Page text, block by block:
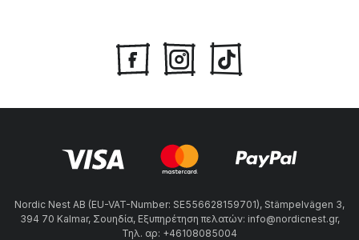
Nordic Nest AB (EU-VAT-Number: SE556628159701), Stämpelvägen 3,
394 70 Kalmar, Σουηδία, Εξυπηρέτηση πελατών: info@nordicnest.gr,
Τηλ. αρ: +46108085004